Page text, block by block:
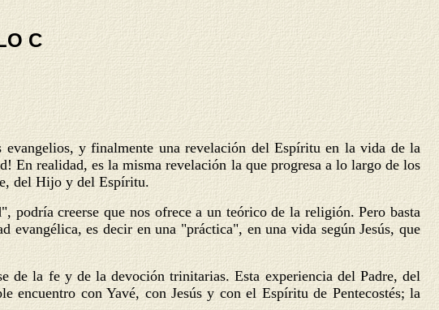
C
y finalmente una revelación del Espíritu en la vida de la
En realidad, es la misma revelación la que progresa a lo largo de los
del Hijo y del Espíritu.
creerse que nos ofrece a un teórico de la religión. Pero basta
es decir en una "práctica", en una vida según Jesús, que
de la fe y de la devoción trinitarias. Esta experiencia del Padre, del
con Yavé, con Jesús y con el Espíritu de Pentecostés; la